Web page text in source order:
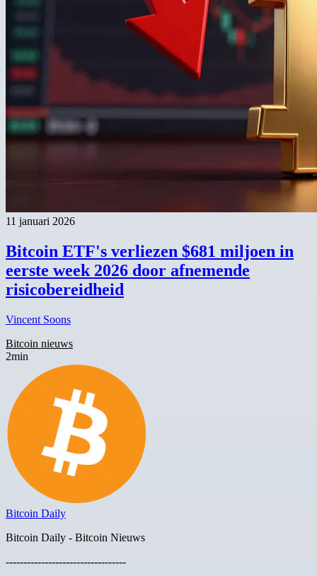
11 januari 2026
Bitcoin ETF's verliezen $681 miljoen in
eerste week 2026 door afnemende
risicobereidheid
Vincent Soons
Bitcoin nieuws
2min
Bitcoin Daily
Bitcoin Daily - Bitcoin Nieuws
----------------------------------